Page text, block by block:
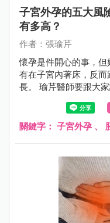
子宮外孕的五大風
有多高？
作者：張瑜芹
懷孕是件開心的事，
有在子宮內著床，反
長。 瑜芹醫師要跟大
怕的下一步，是面對恐
關鍵字： 子宮外孕 、